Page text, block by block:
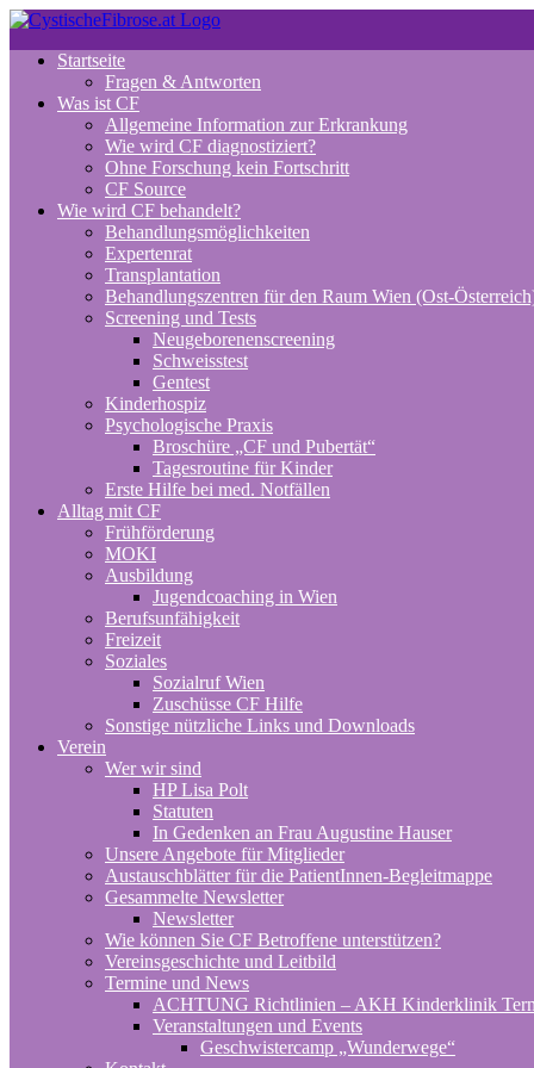
Zum
springenStartseite
Fragen & Antworten
Was ist CF
Allgemeine Information zur Erkrankung
Wie wird CF diagnostiziert?
Ohne Forschung kein Fortschritt
CF Source
Wie wird CF behandelt?
Behandlungsmöglichkeiten
Expertenrat
Transplantation
Behandlungszentren für den Raum Wien (Ost-
Screening und Tests
Neugeborenenscreening
Schweisstest
Gentest
Kinderhospiz
Psychologische Praxis
Broschüre „CF und Pubertät“
Tagesroutine für Kinder
Erste Hilfe bei med. Notfällen
Alltag mit CF
Frühförderung
MOKI
Ausbildung
Jugendcoaching in Wien
Berufsunfähigkeit
Freizeit
Soziales
Sozialruf Wien
Zuschüsse CF Hilfe
Sonstige nützliche Links und Downloads
Verein
Wer wir sind
HP Lisa Polt
Statuten
In Gedenken an Frau Augustine Hauser
Unsere Angebote für Mitglieder
Austauschblätter für die PatientInnen-Begleitmappe
Gesammelte Newsletter
Newsletter
Wie können Sie CF Betroffene unterstützen?
Vereinsgeschichte und Leitbild
Termine und News
ACHTUNG Richtlinien – AKH Kinderklinik
Veranstaltungen und Events
Geschwistercamp „Wunderwege“